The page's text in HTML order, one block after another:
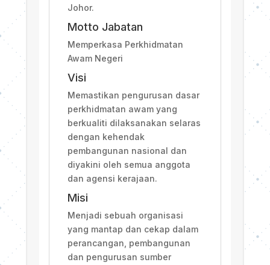
Johor.
Motto Jabatan
Memperkasa Perkhidmatan
Awam Negeri
Visi
Memastikan pengurusan dasar
perkhidmatan awam yang
berkualiti dilaksanakan selaras
dengan kehendak
pembangunan nasional dan
diyakini oleh semua anggota
dan agensi kerajaan.
Misi
Menjadi sebuah organisasi
yang mantap dan cekap dalam
perancangan, pembangunan
dan pengurusan sumber